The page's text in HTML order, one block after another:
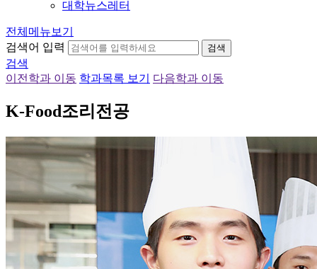
대학뉴스레터
전체메뉴보기
검색어 입력
검색
검색
이전학과 이동 학과목록 보기 다음학과 이동
K-Food조리전공